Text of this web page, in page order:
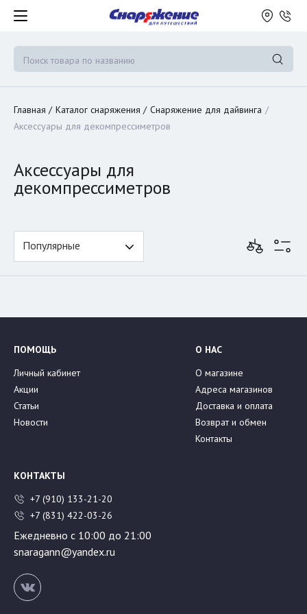
Главная Каталог снаряжения
Снаряжение для дайвинга
Аксессуары для декомпрессиметров
Аксессуары для
декомпрессиметров
Популярные
ПОМОЩЬ
Личный кабинет
Акции
Статьи
Новости
О НАС
О магазине
Адреса магазинов
Доставка и оплата
Возврат и обмен
Контакты
КОНТАКТЫ
+7 (910) 133-21-20
+7 (831) 422-03-26
Ежедневно с 10:00 до 21:00
snaragann@yandex.ru